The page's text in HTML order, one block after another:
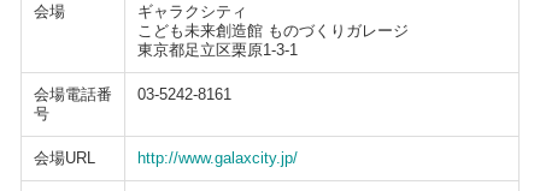
会場
ギャラクシティ
こども未来創造館 ものづくりガレージ
東京都足立区栗原1-3-1
会場電話番
号
03-5242-8161
会場URL http://www.galaxcity.jp/